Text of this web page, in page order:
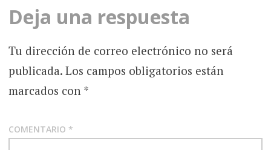
Deja una respuesta
Tu dirección de correo electrónico no será
publicada. Los campos obligatorios están
marcados con *
COMENTARIO *